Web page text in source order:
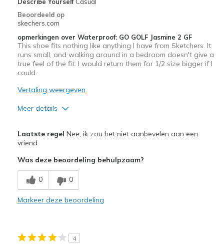
page_id
bezoeken.
Beoordeeld op
skechers.com
opmerkingen over Waterproof: GO GOLF Jasmine 2 GF
This shoe fits nothing like anything I have from Sketchers. It
runs small, and walking around in a bedroom doesn't give a
true feel of the fit. I would return them for 1/2 size bigger if I
could.
Vertaling weergeven
Meer details
Attractive Design
Durable
Stylish
Minpunten
Width
Laatste regel Nee, ik zou het niet aanbevelen aan een
vriend
Was deze beoordeling behulpzaam?
0 0
Markeer deze beoordeling
4